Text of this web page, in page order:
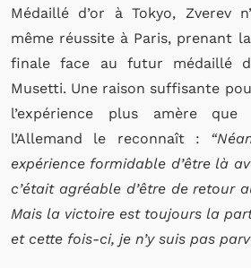
Médaillé d’or à Tokyo, Zverev
même réussite à Paris, prenant
finale face au futur médaillé
Musetti. Une raison suffisante
l’expérience plus amère que
l’Allemand le reconnaît :
expérience formidable d’être là
c’était agréable d’être de retour
Mais la victoire est toujours la
et cette fois-ci, je n’y suis pas